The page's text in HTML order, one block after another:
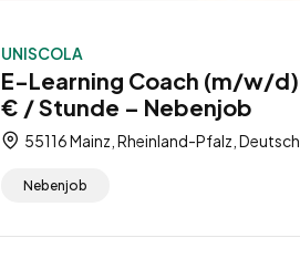
UNISCOLA
E-Learning Coach (m/w/
€ / Stunde – Nebenjob
55116 Mainz, Rheinland-Pfalz,
Nebenjob